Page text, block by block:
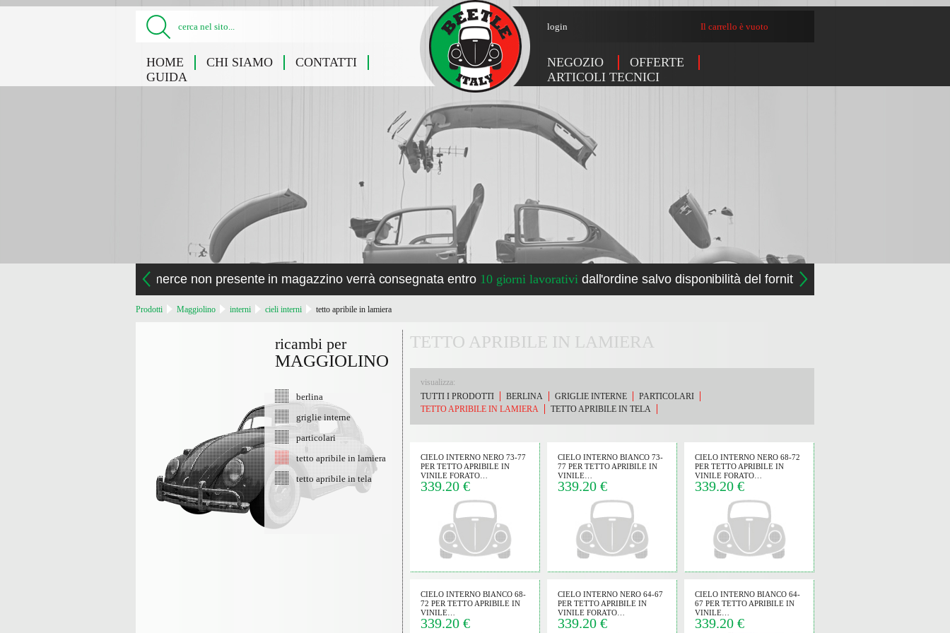
cerca nel sito... Il carrello è vuoto
login
HOME CHI SIAMO
CONTATTI
GUIDA
NEGOZIO
OFFERTE
ARTICOLI TECNICI
la merce non presente in magazzino verrà consegnata entro 10 giorni lavoratividall'ordine salvo disponibilità del fornitore
Prodotti Maggiolino interni cieli interni tetto apribile in lamiera
ricambi per
MAGGIOLINO
berlina
griglie interne
particolari
tetto apribile in lamiera
tetto apribile in tela
TETTO APRIBILE IN LAMIERA
visualizza:
TUTTI I PRODOTTI
BERLINA GRIGLIE INTERNE
PARTICOLARI
TETTO APRIBILE IN LAMIERA
TETTO APRIBILE IN TELA
CIELO INTERNO NERO 73-77
PER TETTO APRIBILE IN
VINILE FORATO…
339.20 €
CIELO INTERNO BIANCO 73-
77 PER TETTO APRIBILE IN
VINILE…
339.20 €
CIELO INTERNO NERO 68-72
PER TETTO APRIBILE IN
VINILE FORATO…
339.20 €
CIELO INTERNO BIANCO 68-
72 PER TETTO APRIBILE IN
VINILE…
339.20 €
CIELO INTERNO NERO 64-67
PER TETTO APRIBILE IN
VINILE FORATO…
339.20 €
CIELO INTERNO BIANCO 64-
67 PER TETTO APRIBILE IN
VINILE…
339.20 €